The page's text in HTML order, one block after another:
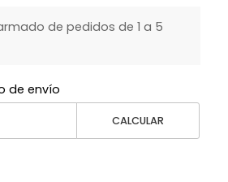
de pedidos de 1 a 5
de envío
CALCULAR